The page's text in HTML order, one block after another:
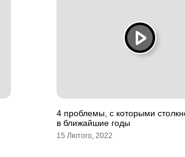
4 проблемы, с которыми
в ближайшие годы
15 Лютого, 2022